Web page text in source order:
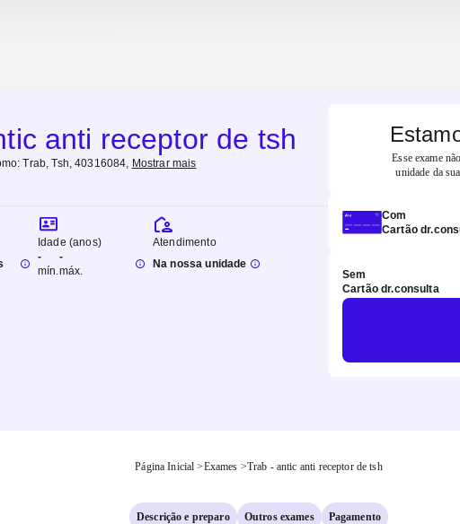
anti receptor de tsh
Trab, Tsh, 40316084 Mostrar mais
Idade (anos)
-
mín.
-
máx.
Atendimento
Na nossa unidade
Esse exame
unidade da
Com
Cartão
Sem
Cartão dr.consulta
Página Inicial >Exames >Trab - antic anti receptor de tsh
Descrição e preparo Outros exames Pagamento